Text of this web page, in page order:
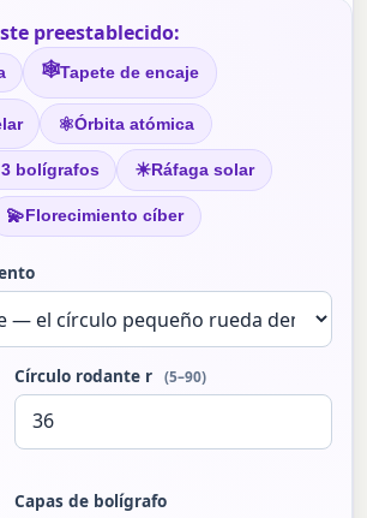
preestablecido:
🕸Tapete de encaje
⚛Órbita atómica
bolígrafos ☀Ráfaga solar
💫 Florecimiento cíber
Círculo rodante r (5–90)
Capas de bolígrafo